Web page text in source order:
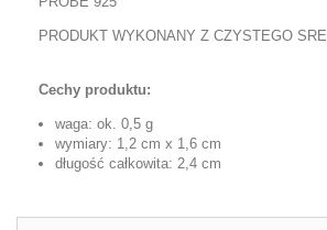
PRODUKT WYKONANY Z CZYSTEGO
Cechy produktu:
waga: ok. 0,5 g
wymiary: 1,2 cm x 1,6 cm
długość całkowita: 2,4 cm